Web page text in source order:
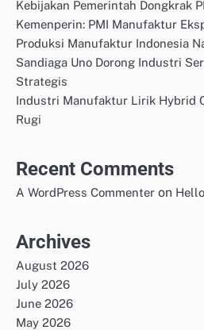
Kebijakan Pemerintah Dongkrak
Kemenperin: PMI Manufaktur
Produksi Manufaktur Indonesia
Sandiaga Uno Dorong Industri
Strategis
Industri Manufaktur Lirik Hybrid
Rugi
Recent Comments
A WordPress Commenter on
Archives
August 2026
July 2026
June 2026
May 2026